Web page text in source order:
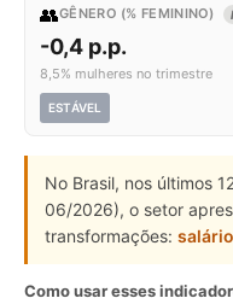
👥GÊNERO (% FEMININO) I
-0,4 p.p.
8,5% mulheres no trimestre
ESTÁVEL
No Brasil, nos últimos
06/2026), o setor
transformações:
Como usar esses